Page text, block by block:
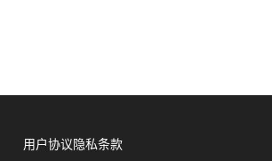
用户协议隐私条款